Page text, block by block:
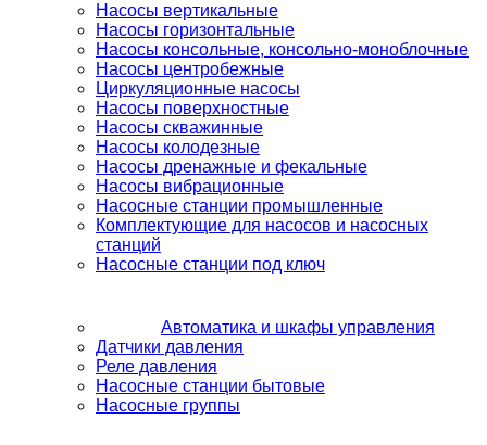
Насосы вертикальные
Насосы горизонтальные
Насосы консольные, консольно-моноблочные
Насосы центробежные
Циркуляционные насосы
Насосы поверхностные
Насосы скважинные
Насосы колодезные
Насосы дренажные и фекальные
Насосы вибрационные
Насосные станции промышленные
Комплектующие для насосов и насосных
станций
Насосные станции под ключ
Автоматика и шкафы управления
Датчики давления
Реле давления
Насосные станции бытовые
Насосные группы